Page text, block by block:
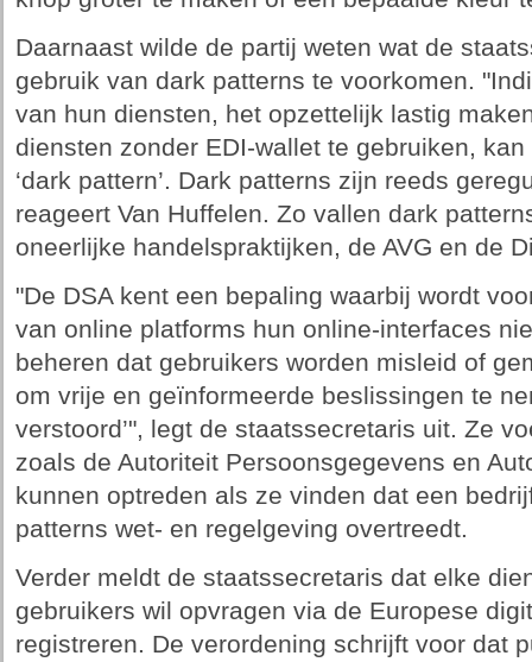
Daarnaast wilde de partij weten wat de
gebruik van dark patterns te voorkomen.
van hun diensten, het opzettelijk lastig
diensten zonder EDI-wallet te gebruiken,
‘dark pattern’. Dark patterns zijn reeds
reageert Van Huffelen. Zo vallen dark
oneerlijke handelspraktijken, de AVG en de
"De DSA kent een bepaling waarbij wordt
van online platforms hun online-interfaces
beheren dat gebruikers worden misleid of
om vrije en geïnformeerde beslissingen te
verstoord’", legt de staatssecretaris uit. Ze
zoals de Autoriteit Persoonsgegevens en
kunnen optreden als ze vinden dat een
patterns wet- en regelgeving overtreedt.
Verder meldt de staatssecretaris dat elke
gebruikers wil opvragen via de Europese
registreren. De verordening schrijft voor dat